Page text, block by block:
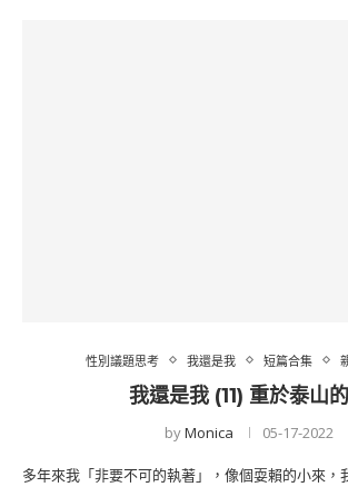
性別議題思考 我還是我 短篇合集
我還是我 (11) 重於泰山
byMonica 05-17-2022
多年來我「非要不可的執著」，像個耍賴的小來，